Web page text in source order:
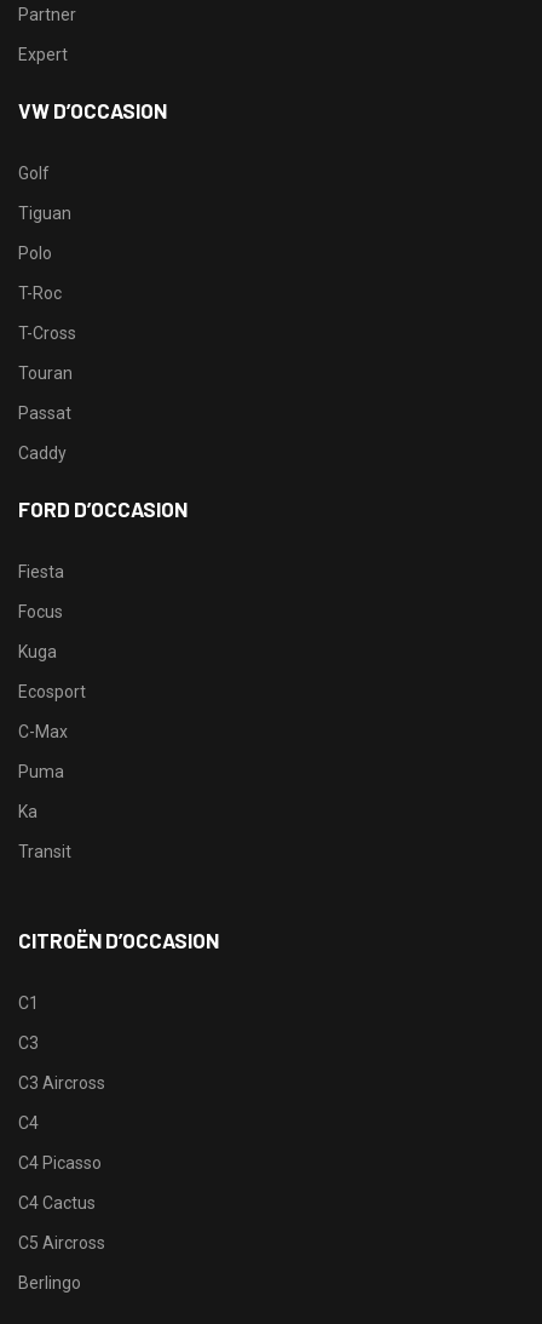
Partner
Expert
VW D’OCCASION
Golf
Tiguan
Polo
T-Roc
T-Cross
Touran
Passat
Caddy
FORD D’OCCASION
Fiesta
Focus
Kuga
Ecosport
C-Max
Puma
Ka
Transit
CITROËN D’OCCASION
C1
C3
C3 Aircross
C4
C4 Picasso
C4 Cactus
C5 Aircross
Berlingo